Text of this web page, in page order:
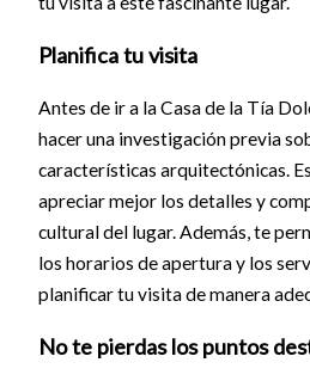
Planifica tu visita
Antes de ir a la Casa de la Tía
hacer una investigación previa
características arquitectónicas.
apreciar mejor los detalles y
cultural del lugar. Además, te
los horarios de apertura y los
planificar tu visita de manera
No te pierdas los puntos